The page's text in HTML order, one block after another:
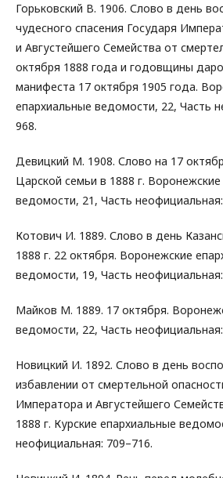
Горьковский В. 1906. Слово в день
чудесного спасения Государя
и Августейшего Семейства от
октября 1888 года и годовщины
манифеста 17 октября 1905 года.
епархиальные ведомости, 22, Часть
968.
Девицкий М. 1908. Слово на 17
Царской семьи в 1888 г.
ведомости, 21, Часть
Котович И. 1889. Слово в день
1888 г. 22 октября. Воронежские
ведомости, 19, Часть
Майков М. 1889. 17 октября.
ведомости, 22, Часть
Новицкий И. 1892. Слово в день
избавлении от смертельной
Императора и Августейшего
1888 г. Курские епархиальные
неофициальная: 709–716.